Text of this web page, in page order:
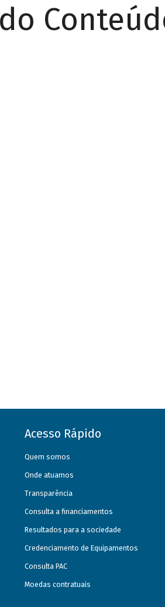
Acesso Rápido
Quem somos
Onde atuamos
Transparência
Consulta a financiamentos
Resultados para a sociedade
Credenciamento de Equipamentos
Consulta PAC
Moedas contratuais